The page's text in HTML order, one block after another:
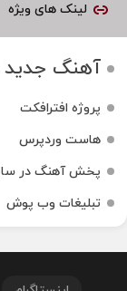
لینک های ویژه
آهنگ جدید 1405
پروژه افترافکت
هاست وردپرس
پخش آهنگ در
تبلیغات وب پوش